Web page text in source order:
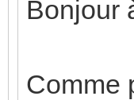
Bonjour
Comme